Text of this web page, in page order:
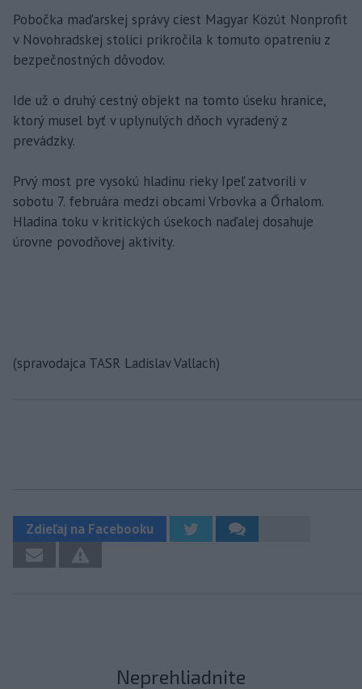
Pobočka maďarskej správy ciest Magyar Közút Nonprofit
v Novohradskej stolici prikročila k tomuto opatreniu z
bezpečnostných dôvodov.
Ide už o druhý cestný objekt na tomto úseku hranice,
ktorý musel byť v uplynulých dňoch vyradený z
prevádzky.
Prvý most pre vysokú hladinu rieky Ipeľ zatvorili v
sobotu 7. februára medzi obcami Vrbovka a Őrhalom.
Hladina toku v kritických úsekoch naďalej dosahuje
úrovne povodňovej aktivity.
(spravodajca TASR Ladislav Vallach)
Zdieľaj na Facebooku
Neprehliadnite